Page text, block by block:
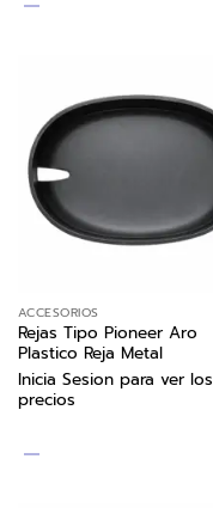
ACCESORIOS
Rejas Tipo Pioneer Aro
Plastico Reja Metal
Inicia Sesion para ver los
precios